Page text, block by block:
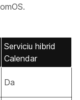
Serviciu hibrid
Calendar
Da